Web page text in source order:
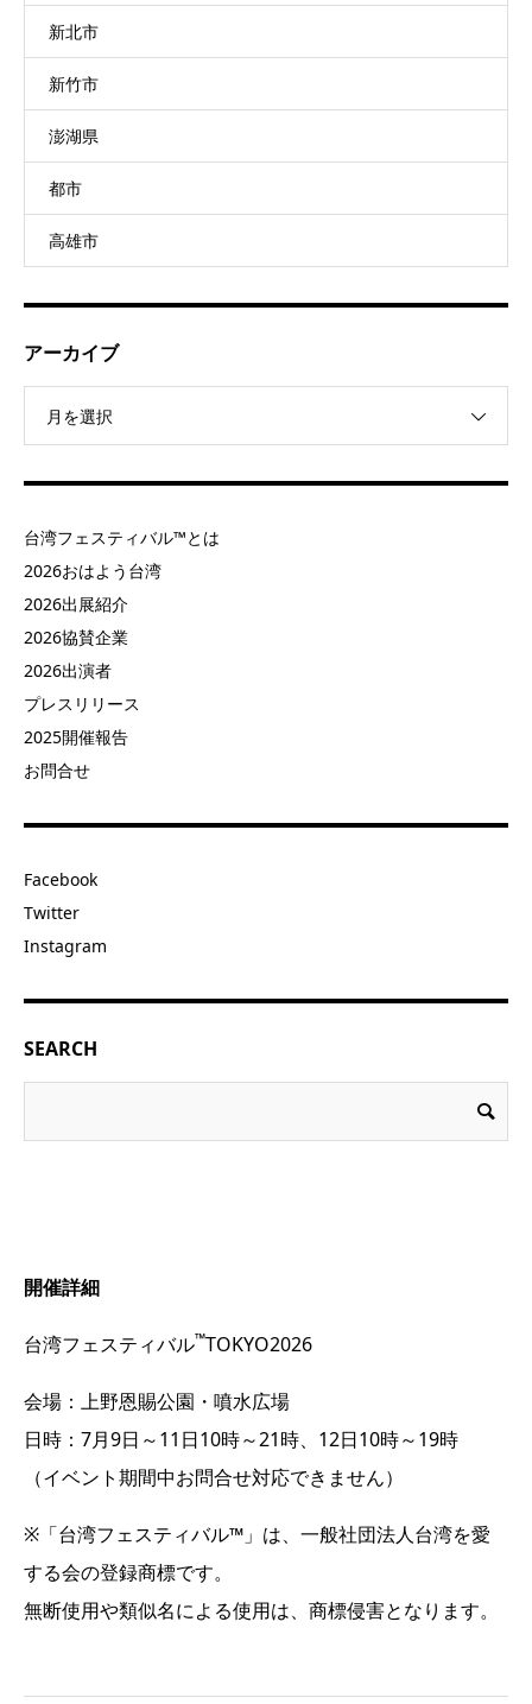
新北市
新竹市
澎湖県
都市
高雄市
アーカイブ
月を選択
台湾フェスティバル™とは
2026おはよう台湾
2026出展紹介
2026協賛企業
2026出演者
プレスリリース
2025開催報告
お問合せ
Facebook
Twitter
Instagram
SEARCH
開催詳細
台湾フェスティバル™TOKYO2026
会場：上野恩賜公園・噴水広場
日時：7月9日～11日10時～21時、12日10時～19時
（イベント期間中お問合せ対応できません）
※「台湾フェスティバル™」は、一般社団法人台湾を愛
する会の登録商標です。
無断使用や類似名による使用は、商標侵害となります。